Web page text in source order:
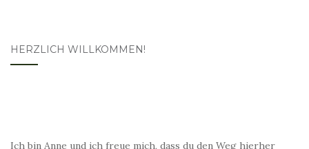
HERZLICH WILLKOMMEN!
Ich bin Anne und ich freue mich, dass du den Weg hierher